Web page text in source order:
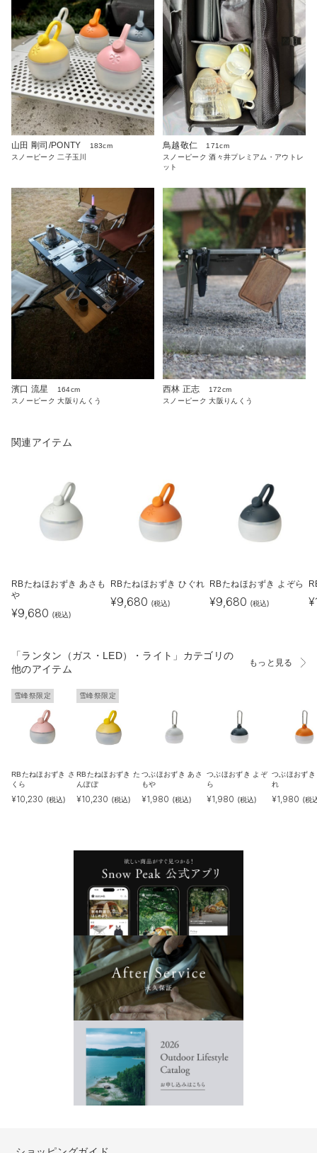
山田 剛司/PONTY
183cm
スノーピーク 二子玉川
鳥越敬仁
171cm
スノーピーク 酒々井プレミアム・アウトレ
ット
濱口 流星
164cm
スノーピーク 大阪りんくう
西林 正志
172cm
スノーピーク 大阪りんくう
関連アイテム
RBたねほおずき あさも
や
¥9,680 (税込)
RBたねほおずき ひぐれ
¥9,680 (税込)
RBたねほおずき よぞら
¥9,680 (税込) ¥
「ランタン（ガス・LED）・ライト」カテゴリの
他のアイテム
もっと見る
雪峰祭限定
RBたねほおずき さ
くら
¥10,230 (税込)
雪峰祭限定
RBたねほおずき た
んぽぽ
¥10,230 (税込)
つぶほおずき あさ
もや
¥1,980 (税込)
つぶほおずき よぞ
ら
¥1,980 (税込)
つぶほおず
れ
¥1,980 (税